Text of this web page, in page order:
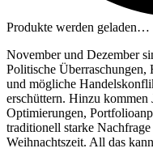
Produkte werden geladen…
November und Dezember
Politische Überraschungen,
und mögliche
erschüttern. Hinzu kommen
Optimierungen,
traditionell starke
Weihnachtszeit. All das